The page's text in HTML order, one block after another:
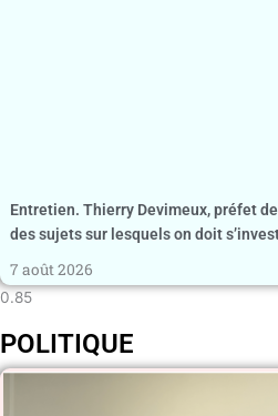
Entretien. Thierry Devimeux, préfet
des sujets sur lesquels on doit
7 août 2026
POLITIQUE